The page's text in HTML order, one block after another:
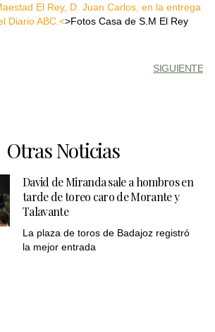
El Rey, D. Juan Carlos, en la entrega
Diario ABC.<>Fotos Casa de S.M El Rey
SIGUIENTE
Otras Noticias
David de Miranda sale a hombros en
tarde de toreo caro de Morante y
Talavante
La plaza de toros de Badajoz registró
la mejor entrada